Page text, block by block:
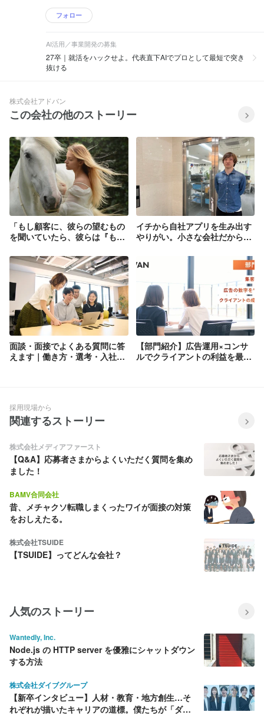
フォロー
AI活用／事業開発の募集
27卒｜就活をハックせよ。代表直下AIでプロとして最短で突き
抜ける
株式会社アドバン
この会社の他のストーリー
「もし顧客に、彼らの望むもの
を聞いていたら、彼らは『もっ
ただろう。」 → 早い馬とか
ちょーわくわくしない？
イチから自社アプリを生み出す
やりがい。小さな会社だからこ
面談・面接でよくある質問に答
えます｜働き方・選考・入社後
【部門紹介】広告運用×コンサ
ルでクライアントの利益を最大
採用現場から
関連するストーリー
株式会社メディアファースト
【Q&A】応募者さまからよくいただく質問を集め
ました！
BAMV合同会社
昔、メチャクソ転職しまくったワイが面接の対策
をおしえたる。
株式会社TSUIDE
【TSUIDE】ってどんな会社？
人気のストーリー
Wantedly, Inc.
Node.js の HTTP server を優雅にシャットダウン
する方法
株式会社ダイブグループ
【新卒インタビュー】人材・教育・地方創生…そ
れぞれが描いたキャリアの道標。僕たちが「ダイ